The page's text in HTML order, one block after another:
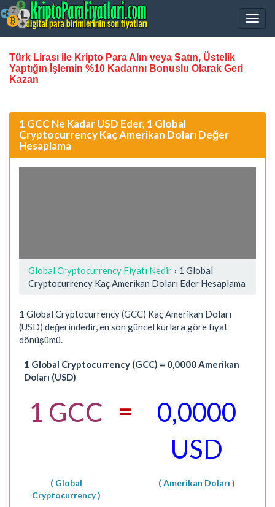
Türk Lirası ile Kripto Para Alın veya Satın, Üstelik
Yaptığın İşlemin %10 Kadarını Bonuslu Olarak Geri
Kazan
1 GCC Ne Kadar USD Eder, 1 Global
Cryptocurrency Kaç Amerikan Doları Değer
Hesaplama
Global Cryptocurrency Fiyatı Nedir › 1 Global
Cryptocurrency Kaç Amerikan Doları Eder Hesaplama
1 Global Cryptocurrency (GCC) Kaç Amerikan Doları
(USD) değerindedir, en son güncel kurlara göre fiyat
dönüşümü.
1 Global Cryptocurrency (GCC) = 0,0000 Amerikan
Doları (USD)
1 GCC =
0,0000
USD
( Global
Cryptocurrency )
( Amerikan Doları )